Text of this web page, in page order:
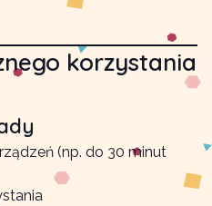
korzystania
(np. do 30 minut